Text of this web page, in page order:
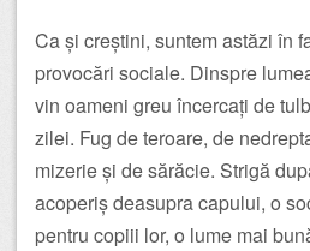
Ca și creștini, suntem astăzi în
provocări sociale. Dinspre
vin oameni greu încercați de
zilei. Fug de teroare, de
mizerie și de sărăcie. Strigă
acoperiș deasupra capului, o
pentru copiii lor, o lume mai